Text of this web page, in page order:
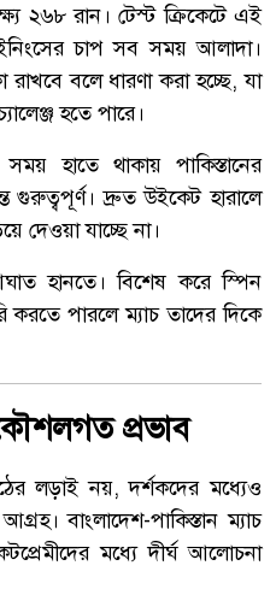
২৬৮ রান। টেস্ট ক্রিকেটে এই
চাপ সব সময় আলাদা।
রাখবে বলে ধারণা করা হচ্ছে, যা
হতে পারে।
হাতে থাকায় পাকিস্তানের
গুরুত্বপূর্ণ। দ্রুত উইকেট হারালে
দেওয়া যাচ্ছে না।
হানতে। বিশেষ করে স্পিন
পারলে ম্যাচ তাদের দিকে
প্রভাব
লড়াই নয়, দর্শকদের মধ্যেও
বাংলাদেশ-পাকিস্তান ম্যাচ
মধ্যে দীর্ঘ আলোচনা